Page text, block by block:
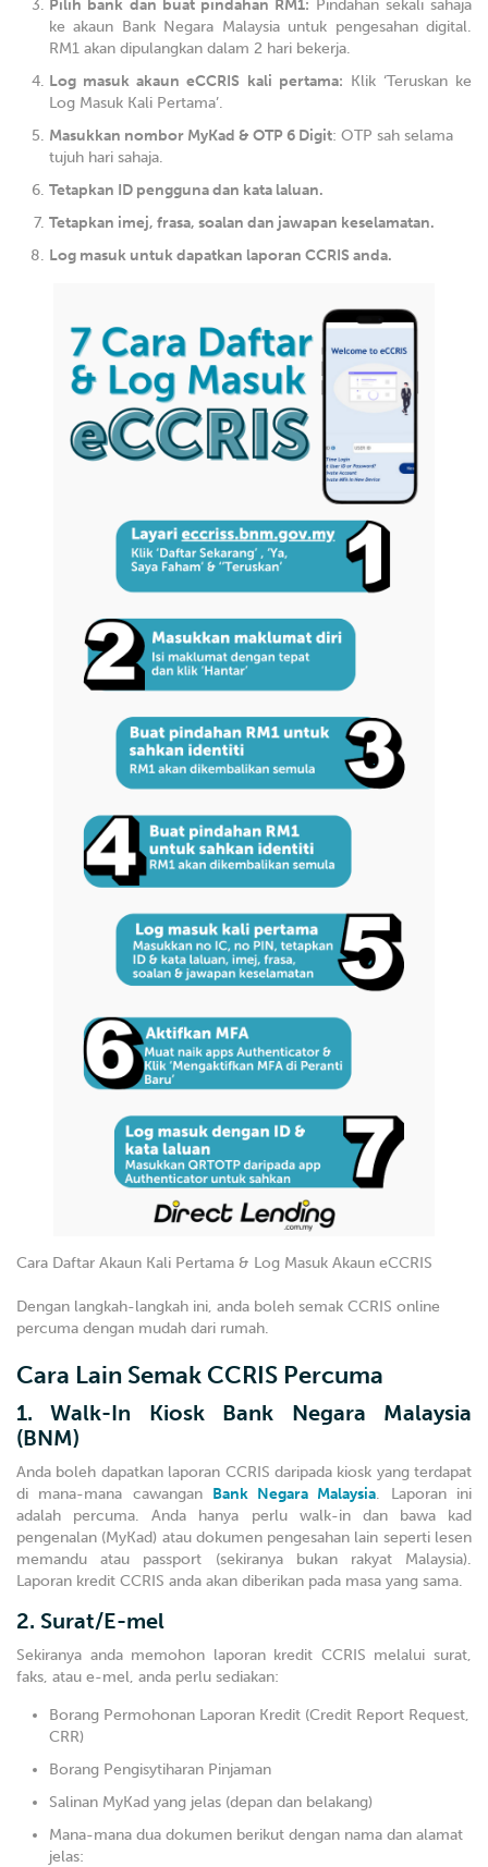
Pilih bank dan buat pindahan RM1: Pindahan sekali sahaja
ke akaun Bank Negara Malaysia untuk pengesahan digital.
RM1 akan dipulangkan dalam 2 hari bekerja.
Log masuk akaun eCCRIS kali pertama: Klik ‘Teruskan ke
Log Masuk Kali Pertama’.
Masukkan nombor MyKad & OTP 6 Digit: OTP sah selama
tujuh hari sahaja.
Tetapkan ID pengguna dan kata laluan.
Tetapkan imej, frasa, soalan dan jawapan keselamatan.
Log masuk untuk dapatkan laporan CCRIS anda.
Cara Daftar Akaun Kali Pertama & Log Masuk Akaun eCCRIS
Dengan langkah-langkah ini, anda boleh semak CCRIS online
percuma dengan mudah dari rumah.
Cara Lain Semak CCRIS Percuma
1. Walk-In Kiosk Bank Negara Malaysia
(BNM)
Anda boleh dapatkan laporan CCRIS daripada kiosk yang terdapat
di mana-mana cawangan Bank Negara Malaysia. Laporan ini
adalah percuma. Anda hanya perlu walk-in dan bawa kad
pengenalan (MyKad) atau dokumen pengesahan lain seperti lesen
memandu atau passport (sekiranya bukan rakyat Malaysia).
Laporan kredit CCRIS anda akan diberikan pada masa yang sama.
2. Surat/E-mel
Sekiranya anda memohon laporan kredit CCRIS melalui surat,
faks, atau e-mel, anda perlu sediakan:
Borang Permohonan Laporan Kredit (Credit Report Request,
CRR)
Borang Pengisytiharan Pinjaman
Salinan MyKad yang jelas (depan dan belakang)
Mana-mana dua dokumen berikut dengan nama dan alamat
jelas: